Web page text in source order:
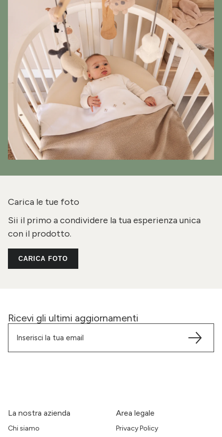
Carica le tue foto
Sii il primo a condividere la tua esperienza unica
con il prodotto.
CARICA FOTO
Ricevi gli ultimi aggiornamenti
La nostra azienda
Chi siamo
Area legale
Privacy Policy